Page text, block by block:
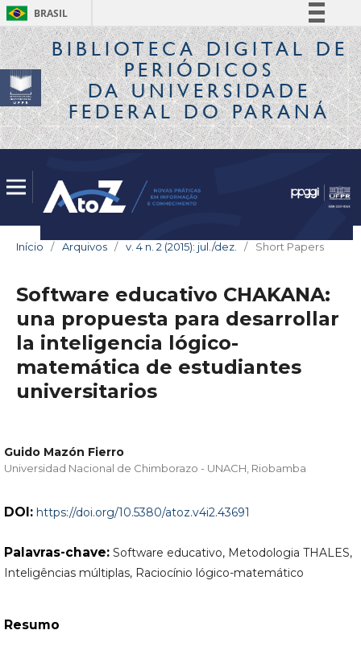
BRASIL
Simplifique!
Comunica BR
Participe
Acesso à informação
Legislação
BIBLIOTECA DIGITALDE
PERIÓDICOS
DA UNIVERSIDADE
FEDERAL DO PARANÁ
Início / Arquivos / v. 4 n. 2 (2015): jul./dez. / Short Papers
Software educativo CHAKANA:
una propuesta para desarrollar
la inteligencia lógico-
matemática de estudiantes
universitarios
Guido Mazón Fierro
Universidad Nacional de Chimborazo - UNACH, Riobamba
DOI: https://doi.org/10.5380/atoz.v4i2.43691
Palavras-chave: Software educativo, Metodologia THALES,
Inteligências múltiplas, Raciocínio lógico-matemático
Resumo